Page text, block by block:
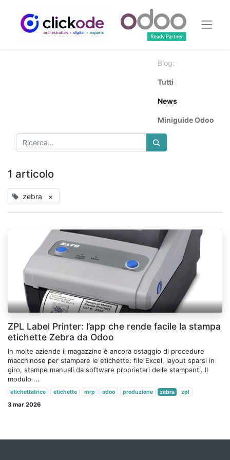
Blog:
Tutti
News
Miniguide Odoo
1 articolo
zebra ×
ZPL Label Printer: l’app che rende facile la stampa
etichette Zebra da Odoo
In molte aziende il magazzino è ancora ostaggio di procedure
macchinose per stampare le etichette: file Excel, layout sparsi in
giro, stampe manuali da software proprietari delle stampanti. Il
modulo ...
etichettatrice etichette mrp odoo produzione zebra zpl
3 mar 2026